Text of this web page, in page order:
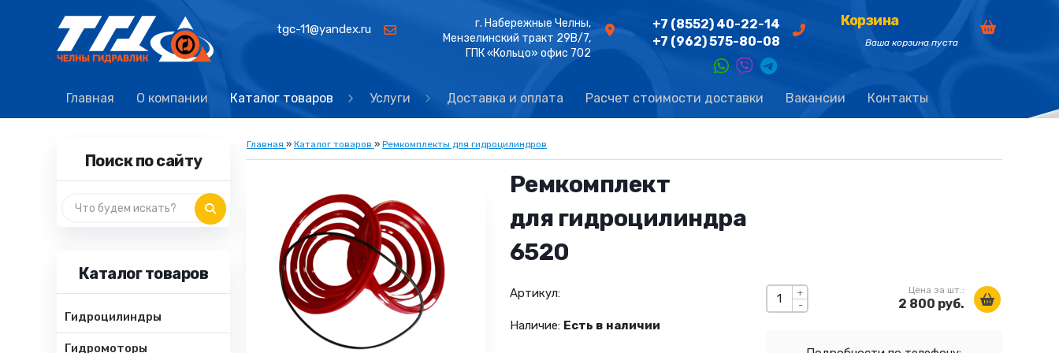
tgc-11@yandex.ru
г. Набережные Челны,
Мензелинский тракт 29В/7,
ГПК «Кольцо» офис 702
+7 (8552) 40-22-14
+7 (962) 575-80-08
Корзина
Ваша корзина пуста
Главная О компании Каталог товаров Услуги Доставка и оплата Расчет стоимости доставки Вакансии Контакты
Поиск по сайту
Каталог товаров
Гидроцилиндры
Гидромоторы
Главная » Каталог товаров » Ремкомплекты для гидроцилиндров
Ремкомплект
для гидроцилиндра
6520
+
-
Цена за шт.:
2 800 руб.
Артикул:
Наличие: Есть в наличии